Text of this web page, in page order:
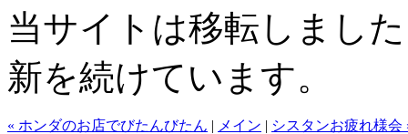
当サイトは移転しまし
新を続けています。
« ホンダのお店でびたんびたん | メイン | シスタンお疲れ様会